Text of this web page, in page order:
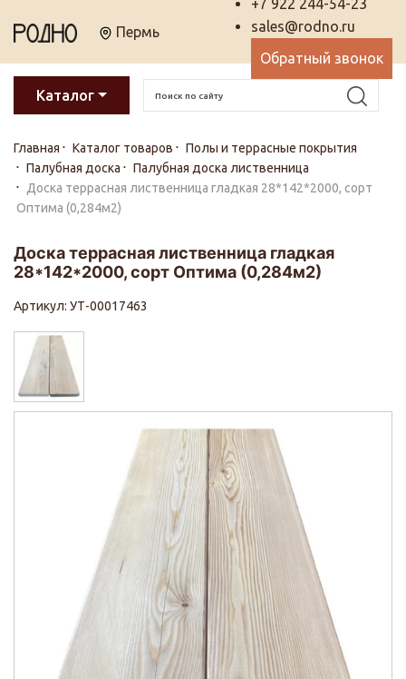
Пермь
+7 922 244-54-23
sales@rodno.ru
Обратный звонок
Каталог
Главная Каталог товаров
Полы и террасные покрытия
Палубная доска
Палубная доска лиственница
Доска террасная лиственница гладкая 28*142*2000, сорт
Оптима (0,284м2)
Доска террасная лиственница гладкая
28*142*2000, сорт Оптима (0,284м2)
Артикул: УТ-00017463